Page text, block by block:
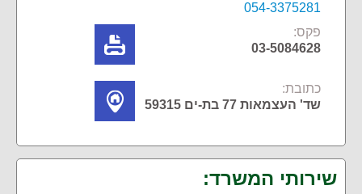
054-3375281
פקס:
03-5084628
כתובת:
שד' העצמאות 77 בת-ים 59315
שירותי המשרד: